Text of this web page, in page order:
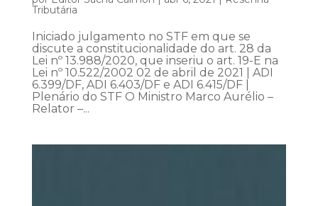
Tributária
Iniciado julgamento no STF em que se
discute a constitucionalidade do art. 28 da
Lei nº 13.988/2020, que inseriu o art. 19-E na
Lei nº 10.522/2002 02 de abril de 2021 | ADI
6.399/DF, ADI 6.403/DF e ADI 6.415/DF |
Plenário do STF O Ministro Marco Aurélio –
Relator –...